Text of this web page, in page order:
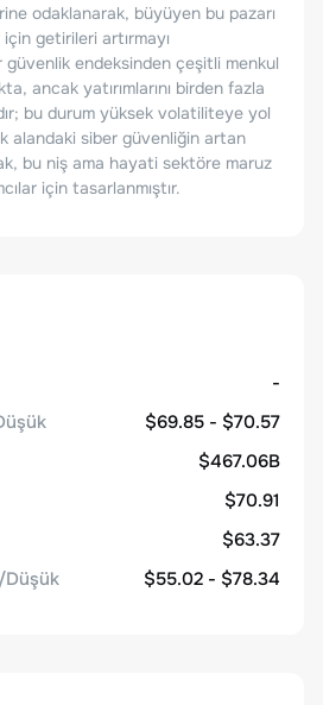
odaklanarak, büyüyen bu pazarı
için getirileri artırmayı
güvenlik endeksinden çeşitli menkul
ancak yatırımlarını birden fazla
bu durum yüksek volatiliteye yol
alandaki siber güvenliğin artan
bu niş ama hayati sektöre maruz
için tasarlanmıştır.
-
$69.85 - $70.57
$467.06B
$70.91
$63.37
Düşük
$55.02 - $78.34